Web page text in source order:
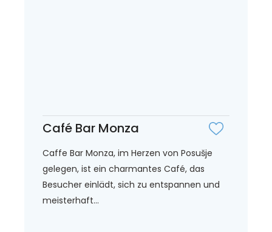
Café Bar Monza
Caffe Bar Monza, im Herzen von Posušje
gelegen, ist ein charmantes Café, das
Besucher einlädt, sich zu entspannen und
meisterhaft...